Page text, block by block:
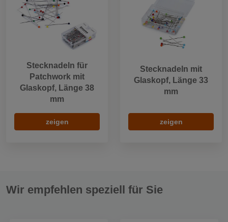
Stecknadeln für
Patchwork mit
Glaskopf, Länge 38
mm
zeigen
Stecknadeln mit
Glaskopf, Länge 33
mm
zeigen
Wir empfehlen speziell für Sie